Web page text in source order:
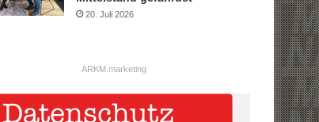
20. Juli 2026
ARKM.marketing